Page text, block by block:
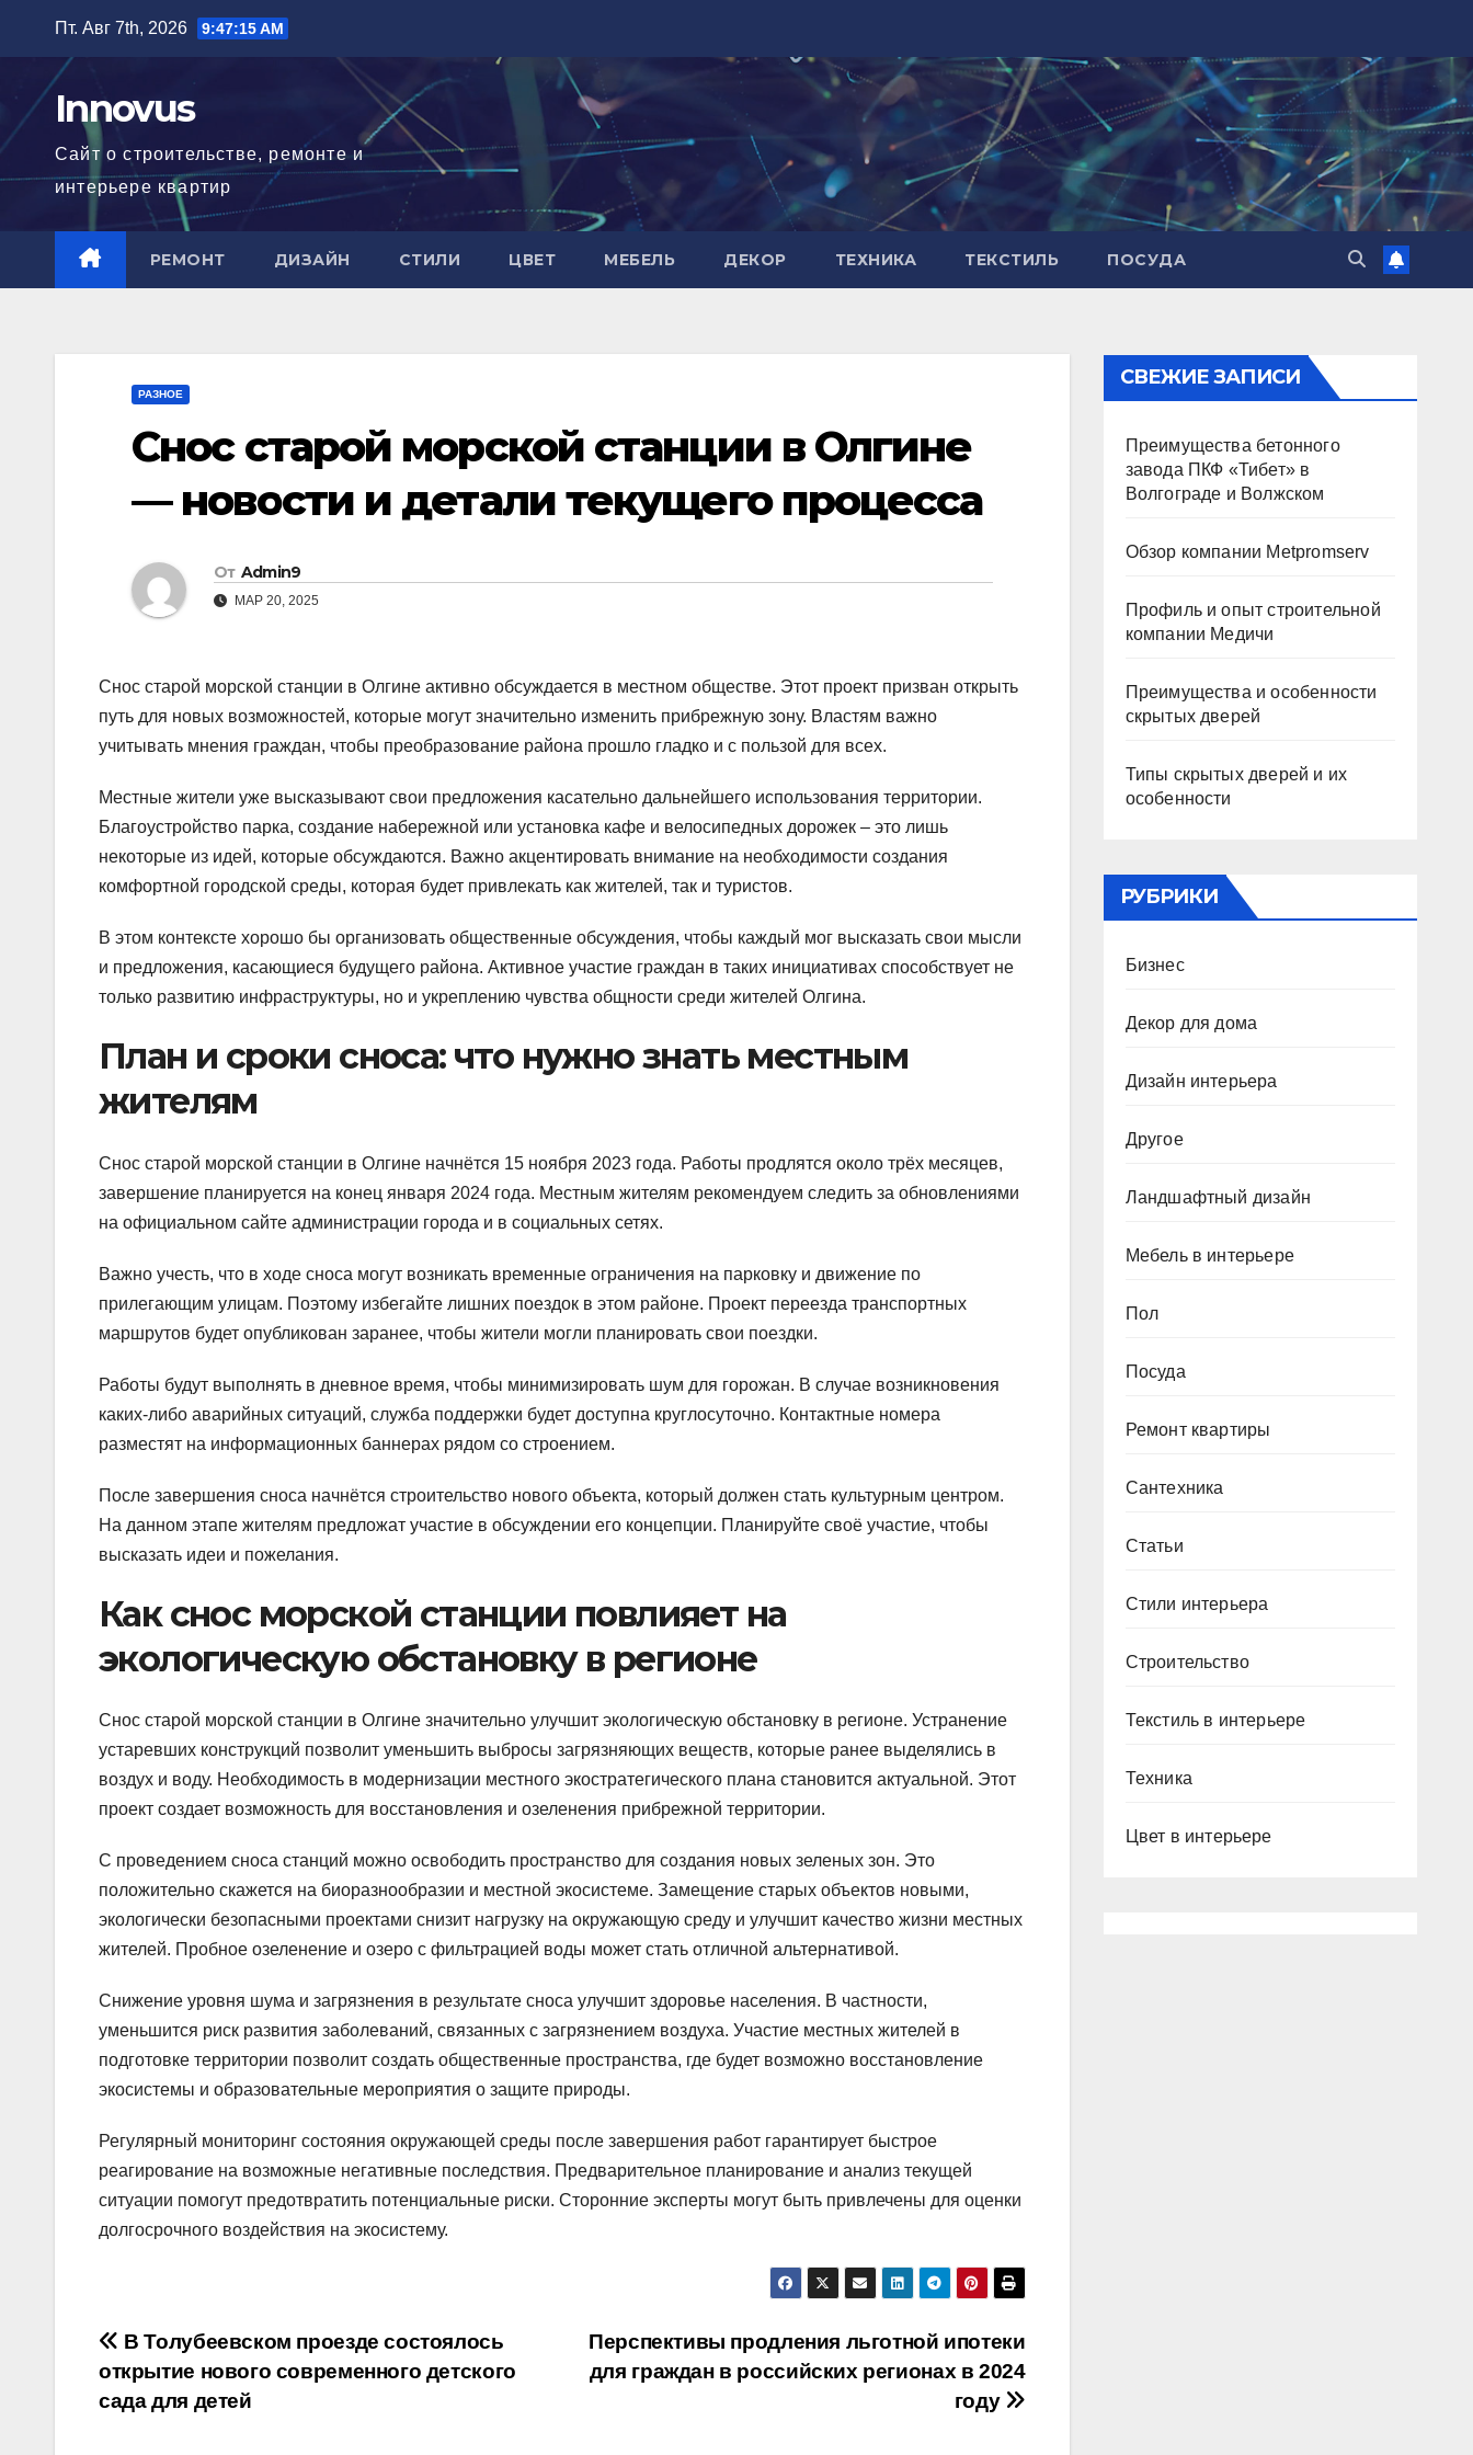
содержимому
Пт. Авг 7th, 2026 9:47:16 AM
Innovus
Сайт о строительстве, ремонте и
интерьере квартир
РЕМОНТ ДИЗАЙН СТИЛИ ЦВЕТ МЕБЕЛЬ ДЕКОР ТЕХНИКА ТЕКСТИЛЬ ПОСУДА
РАЗНОЕ
Снос старой морской станции в Олгине
— новости и детали текущего процесса
От Admin9
МАР 20, 2025
Снос старой морской станции в Олгине активно обсуждается в местном обществе. Этот проект призван открыть
путь для новых возможностей, которые могут значительно изменить прибрежную зону. Властям важно
учитывать мнения граждан, чтобы преобразование района прошло гладко и с пользой для всех.
Местные жители уже высказывают свои предложения касательно дальнейшего использования территории.
Благоустройство парка, создание набережной или установка кафе и велосипедных дорожек – это лишь
некоторые из идей, которые обсуждаются. Важно акцентировать внимание на необходимости создания
комфортной городской среды, которая будет привлекать как жителей, так и туристов.
В этом контексте хорошо бы организовать общественные обсуждения, чтобы каждый мог высказать свои мысли
и предложения, касающиеся будущего района. Активное участие граждан в таких инициативах способствует не
только развитию инфраструктуры, но и укреплению чувства общности среди жителей Олгина.
План и сроки сноса: что нужно знать местным
жителям
Снос старой морской станции в Олгине начнётся 15 ноября 2023 года. Работы продлятся около трёх месяцев,
завершение планируется на конец января 2024 года. Местным жителям рекомендуем следить за обновлениями
на официальном сайте администрации города и в социальных сетях.
Важно учесть, что в ходе сноса могут возникать временные ограничения на парковку и движение по
прилегающим улицам. Поэтому избегайте лишних поездок в этом районе. Проект переезда транспортных
маршрутов будет опубликован заранее, чтобы жители могли планировать свои поездки.
Работы будут выполнять в дневное время, чтобы минимизировать шум для горожан. В случае возникновения
каких-либо аварийных ситуаций, служба поддержки будет доступна круглосуточно. Контактные номера
разместят на информационных баннерах рядом со строением.
После завершения сноса начнётся строительство нового объекта, который должен стать культурным центром.
На данном этапе жителям предложат участие в обсуждении его концепции. Планируйте своё участие, чтобы
высказать идеи и пожелания.
Как снос морской станции повлияет на
экологическую обстановку в регионе
Снос старой морской станции в Олгине значительно улучшит экологическую обстановку в регионе. Устранение
устаревших конструкций позволит уменьшить выбросы загрязняющих веществ, которые ранее выделялись в
воздух и воду. Необходимость в модернизации местного экостратегического плана становится актуальной. Этот
проект создает возможность для восстановления и озеленения прибрежной территории.
С проведением сноса станций можно освободить пространство для создания новых зеленых зон. Это
положительно скажется на биоразнообразии и местной экосистеме. Замещение старых объектов новыми,
экологически безопасными проектами снизит нагрузку на окружающую среду и улучшит качество жизни местных
жителей. Пробное озеленение и озеро с фильтрацией воды может стать отличной альтернативой.
Снижение уровня шума и загрязнения в результате сноса улучшит здоровье населения. В частности,
уменьшится риск развития заболеваний, связанных с загрязнением воздуха. Участие местных жителей в
подготовке территории позволит создать общественные пространства, где будет возможно восстановление
экосистемы и образовательные мероприятия о защите природы.
Регулярный мониторинг состояния окружающей среды после завершения работ гарантирует быстрое
реагирование на возможные негативные последствия. Предварительное планирование и анализ текущей
ситуации помогут предотвратить потенциальные риски. Сторонние эксперты могут быть привлечены для оценки
долгосрочного воздействия на экосистему.
Навигация
по
Перспективы продления льготной ипотеки
для граждан в российских регионах в 2024
году
В Толубеевском проезде состоялось
открытие нового современного детского
сада для детей
СВЕЖИЕ ЗАПИСИ
Преимущества бетонного
завода ПКФ «Тибет» в
Волгограде и Волжском
Обзор компании Metpromserv
Профиль и опыт строительной
компании Медичи
Преимущества и особенности
скрытых дверей
Типы скрытых дверей и их
особенности
РУБРИКИ
Бизнес
Декор для дома
Дизайн интерьера
Другое
Ландшафтный дизайн
Мебель в интерьере
Пол
Посуда
Ремонт квартиры
Сантехника
Статьи
Стили интерьера
Строительство
Текстиль в интерьере
Техника
Цвет в интерьере